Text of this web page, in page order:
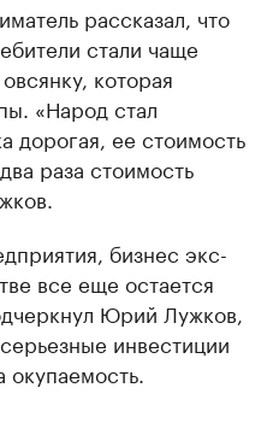
рассказал, что
стали чаще
которая
«Народ стал
дорогая, ее стоимость
раза стоимость
бизнес экс-
все еще остается
Юрий Лужков,
инвестиции